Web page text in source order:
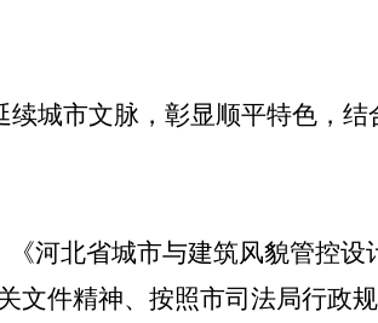
城市文脉，彰显顺平特色， 结
《河北省城市与建筑风貌管控设
文件精神、 按照市司法局行政